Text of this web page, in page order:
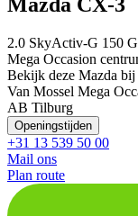
2.0 SkyActiv-G 150
Mega Occasion
Bekijk deze Mazda bij
Van Mossel Mega
AB Tilburg
Openingstijden
+31 13 539 50 00
Mail ons
Plan route